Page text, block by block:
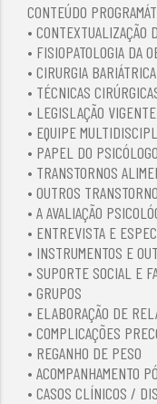
CONTEÚDO
• CONTEXTUALIZAÇÃO
• FISIOPATOLOGIA DA
• CIRURGIA
• TÉCNICAS
• LEGISLAÇÃO VIGENTE
• EQUIPE
• PAPEL DO
• TRANSTORNOS
• OUTROS
• A AVALIAÇÃO
• ENTREVISTA E
• INSTRUMENTOS E
• SUPORTE SOCIAL E
• GRUPOS
• ELABORAÇÃO DE
• COMPLICAÇÕES
• REGANHO DE PESO
• ACOMPANHAMENTO
• CASOS CLÍNICOS /